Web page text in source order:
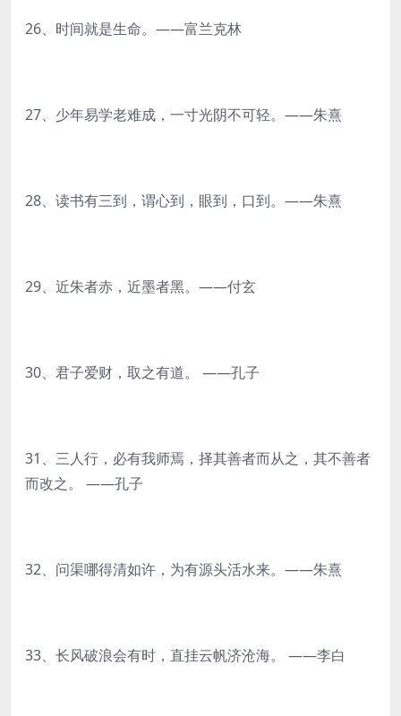
26、时间就是生命。——富兰克林
27、少年易学老难成，一寸光阴不可轻。——朱熹
28、读书有三到，谓心到，眼到，口到。——朱熹
29、近朱者赤，近墨者黑。——付玄
30、君子爱财，取之有道。 ——孔子
31、三人行，必有我师焉，择其善者而从之，其不善者
而改之。 ——孔子
32、问渠哪得清如许，为有源头活水来。——朱熹
33、长风破浪会有时，直挂云帆济沧海。 ——李白